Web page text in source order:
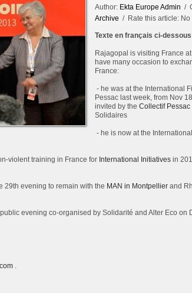
Author: Ekta Europe Admin /
Archive / Rate this article: No
Texte en français ci-dessous
Rajagopal is visiting France
have many occasion to
France:
- he was at the International
Pessac last week, from Nov
invited by the Collectif Pessac
Solidaires
- he is now at the
violent training in France for International Initiatives in
29th evening to remain with the MAN in Montpellier and
evening co-organised by Solidarité and Alter Eco on
.